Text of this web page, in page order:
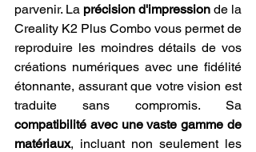
parvenir. La précision d'impression de la
Creality K2 Plus Combo vous permet de
reproduire les moindres détails de vos
créations numériques avec une fidélité
étonnante, assurant que votre vision est
compatibilité avec une vaste gamme de
matériaux, incluant non seulement les